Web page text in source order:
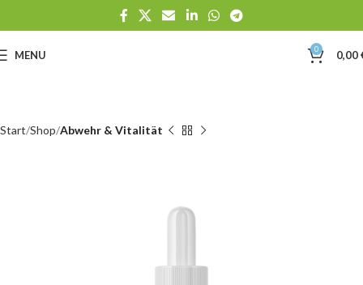
MENU 0 0,00
Start Shop Abwehr & Vitalität